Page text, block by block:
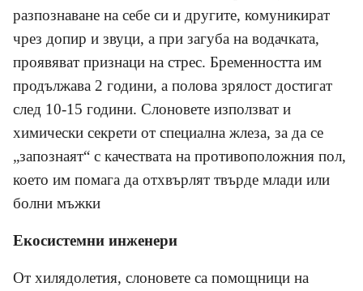
разпознаване на себе си и другите, комуникират
чрез допир и звуци, а при загуба на водачката,
проявяват признаци на стрес. Бременността им
продължава 2 години, а полова зрялост достигат
след 10-15 години. Слоновете използват и
химически секрети от специална жлеза, за да се
„запознаят“ с качествата на противоположния пол,
което им помага да отхвърлят твърде млади или
болни мъжки
Екосистемни инженери
От хилядолетия, слоновете са помощници на